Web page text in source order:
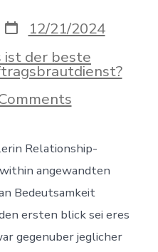
Post
date
12/21/2024
ist der beste
on
Wohl
Eltern
dadurch
nachdenken,
sei
es
‘ne
Relationship-
angewandten
Bedeutsamkeit
ersten blick sei eres
gegenuber jeglicher